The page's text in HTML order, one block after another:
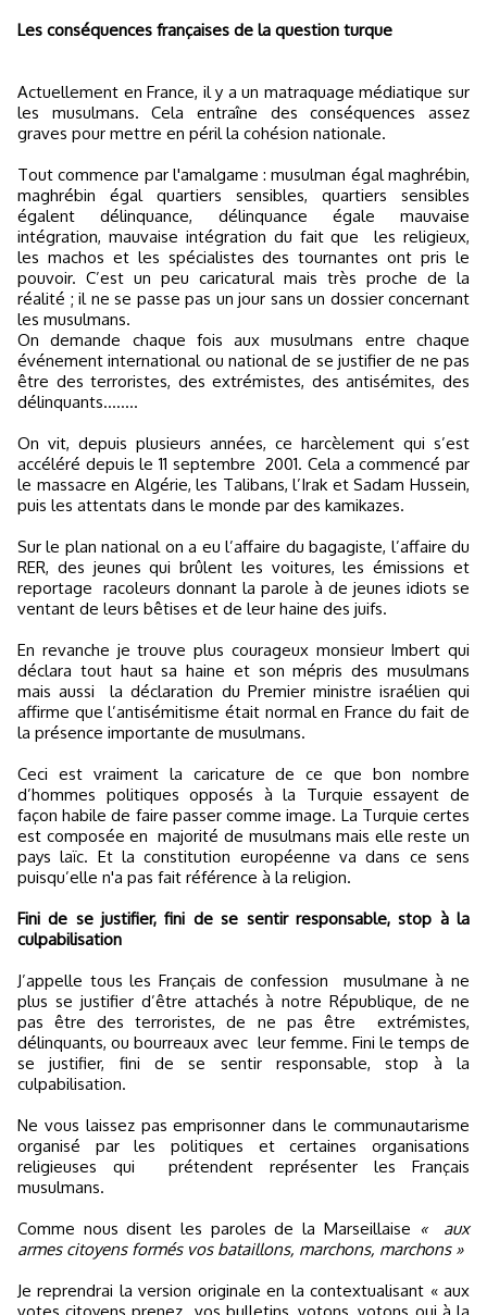
Les conséquences françaises de la question turque
Actuellement en France, il y a un matraquage médiatique sur
les musulmans. Cela entraîne des conséquences assez
graves pour mettre en péril la cohésion nationale.
Tout commence par l'amalgame : musulman égal maghrébin,
maghrébin égal quartiers sensibles, quartiers sensibles
égalent délinquance, délinquance égale mauvaise
intégration, mauvaise intégration du fait que
les religieux,
les machos et les spécialistes des tournantes ont pris le
pouvoir. C’est un peu caricatural mais très proche de la
réalité ; il ne se passe pas un jour sans un dossier concernant
les musulmans.
On demande chaque fois aux musulmans entre chaque
événement international ou national de se justifier de ne pas
être des terroristes, des extrémistes, des antisémites, des
délinquants……..
On vit, depuis plusieurs années, ce harcèlement qui s’est
accéléré depuis le 11 septembre 2001. Cela a commencé par
le massacre en Algérie, les Talibans, l’Irak et Sadam Hussein,
puis les attentats dans le monde par des kamikazes.
Sur le plan national on a eu l’affaire du bagagiste, l’affaire du
RER, des jeunes qui brûlent les voitures, les émissions et
reportage racoleurs donnant la parole à de jeunes idiots se
ventant de leurs bêtises et de leur haine des juifs.
En revanche je trouve plus courageux monsieur Imbert qui
déclara tout haut sa haine et son mépris des musulmans
mais aussi
la déclaration du Premier ministre israélien qui
affirme que l’antisémitisme était normal en France du fait de
la présence importante de musulmans.
Ceci est vraiment la caricature de ce que bon nombre
d’hommes politiques opposés à la Turquie essayent de
façon habile de faire passer comme image. La Turquie certes
est composée en majorité de musulmans mais elle reste un
pays laïc. Et la constitution européenne va dans ce sens
puisqu’elle n'a pas fait référence à la religion.
Fini de se justifier, fini de se sentir responsable, stop à la
culpabilisation
J’appelle tous les Français de confession
musulmane à ne
plus se justifier d’être attachés à notre République, de ne
pas être des terroristes, de ne pas être
extrémistes,
délinquants, ou bourreaux avec leur femme. Fini le temps de
se justifier, fini de se sentir responsable, stop à la
culpabilisation.
Ne vous laissez pas emprisonner dans le communautarisme
organisé par les politiques et certaines organisations
religieuses qui
prétendent représenter les Français
musulmans.
Comme nous disent les paroles de la Marseillaise « aux
armes citoyens formés vos bataillons, marchons, marchons »
Je reprendrai la version originale en la contextualisant « aux